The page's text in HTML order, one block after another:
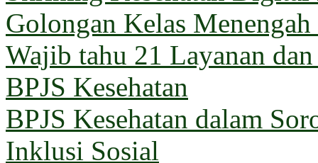
Golongan Kelas
Wajib tahu 21 Layanan
BPJS Kesehatan
BPJS Kesehatan dalam
Inklusi Sosial